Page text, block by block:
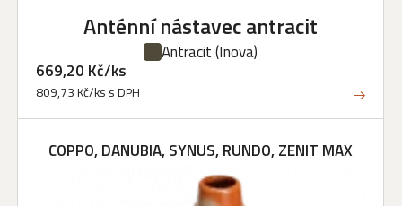
Anténní nástavec antracit
Antracit(Inova)
669,20 Kč/ks
809,73 Kč/ks s DPH
COPPO, DANUBIA, SYNUS, RUNDO, ZENIT MAX